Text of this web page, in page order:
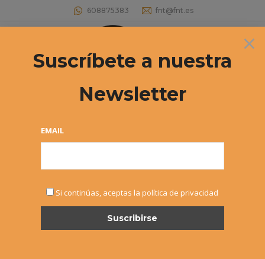
608875383 fnt@fnt.es
Buscar:
NOTICIAS
×
Suscríbete a nuestra
Newsletter
EMAIL
Si continúas, aceptas la política de privacidad